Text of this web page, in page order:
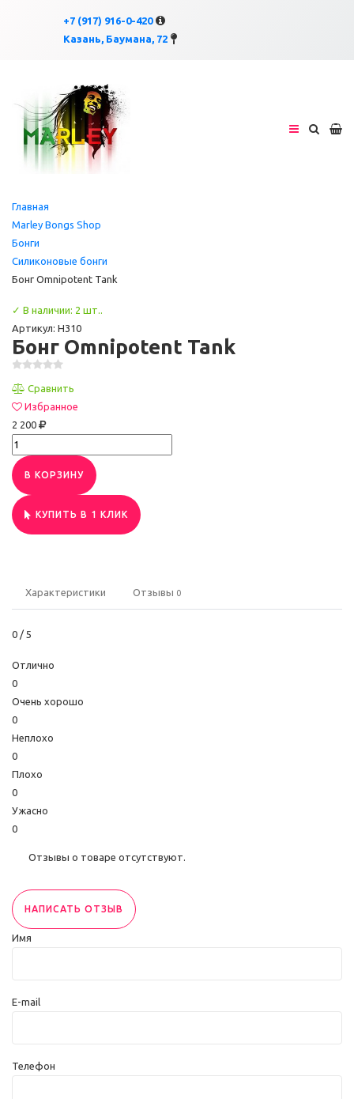
+7 (917) 916-0-420
Казань, Баумана, 72×
Главная
Marley Bongs Shop
Бонги
Силиконовые бонги
Бонг Omnipotent Tank
✓ В наличии: 2 шт..
Артикул: H310
Бонг Omnipotent Tank
Сравнить
Избранное
2 200
В КОРЗИНУ
КУПИТЬ В 1 КЛИК
Характеристики Отзывы 0
0 / 5
Отлично
0
Очень хорошо
0
Неплохо
0
Плохо
0
Ужасно
0
Отзывы о товаре отсутствуют.
НАПИСАТЬ ОТЗЫВ
Имя
E-mail
Телефон